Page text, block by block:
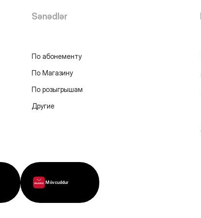
Sənədlər
По абонементу
По Магазину
По розыгрышам
Другие
Mövcuddur